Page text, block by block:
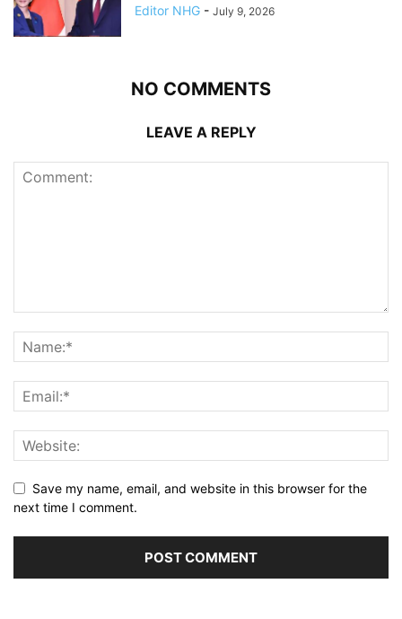
Editor NHG - July 9, 2026
NO COMMENTS
LEAVE A REPLY
Save my name, email, and website in this browser for the
next time I comment.